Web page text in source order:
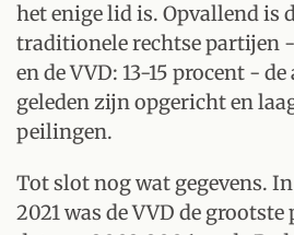
het enige lid is. Opvallend is
traditionele rechtse partijen -
en de VVD: 13-15 procent -
geleden zijn opgericht en
peilingen.
Tot slot nog wat gegevens.
2021 was de VVD de grootste